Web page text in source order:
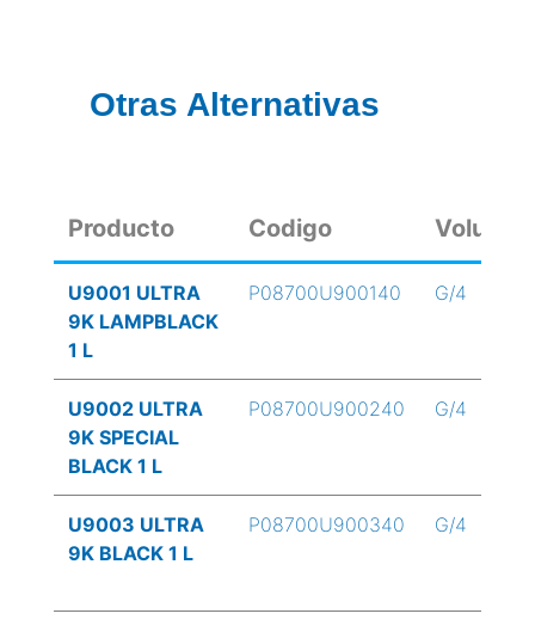
Otras Alternativas
Producto Codigo Volumen
U9001 ULTRA
9K LAMPBLACK
1 L
P08700U900140 G/4
U9002 ULTRA
9K SPECIAL
BLACK 1 L
P08700U900240 G/4
U9003 ULTRA
9K BLACK 1 L
P08700U900340 G/4